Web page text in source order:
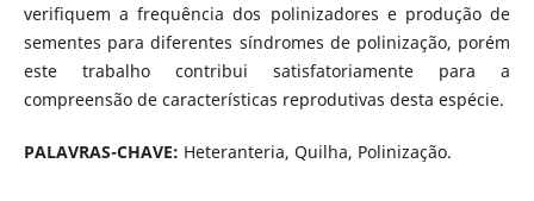
verifiquem a frequência dos polinizadores e produção de
sementes para diferentes síndromes de polinização, porém
este trabalho contribui satisfatoriamente para a
compreensão de características reprodutivas desta espécie.
PALAVRAS-CHAVE: Heteranteria, Quilha, Polinização.